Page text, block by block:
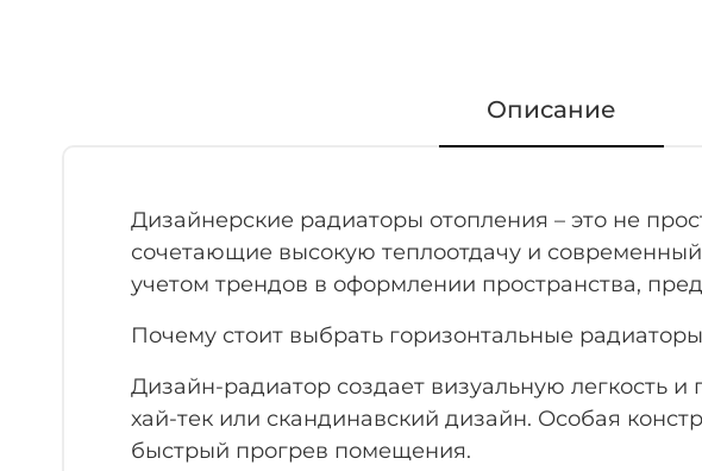
Описание
Дизайнерские радиаторы отопления – это не
сочетающие высокую теплоотдачу и
учетом трендов в оформлении пространства,
Почему стоит выбрать горизонтальные
Дизайн-радиатор создает визуальную легкость
хай-тек или скандинавский дизайн. Особая
быстрый прогрев помещения.